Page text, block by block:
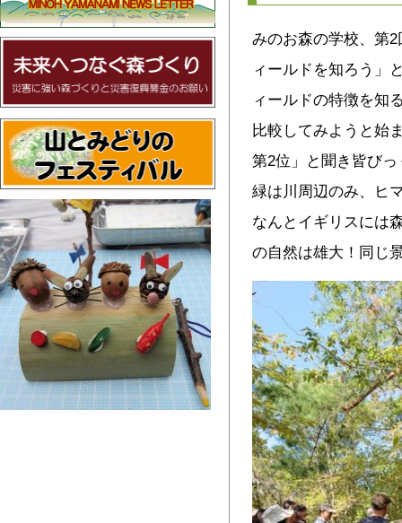
みのお森の学校、第
ィールドを知ろう」
ィールドの特徴を知
比較してみようと始
第2位」と聞き皆び
緑は川周辺のみ、ヒ
なんとイギリスには
の自然は雄大！同じ